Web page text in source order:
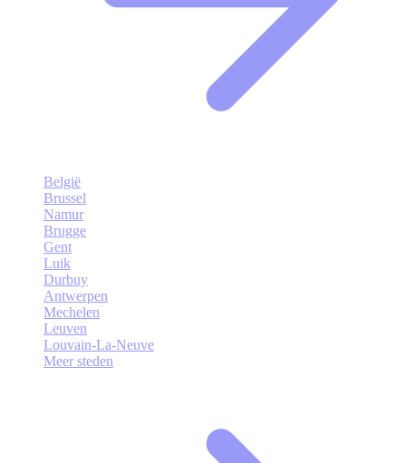
België
Brussel
Namur
Brugge
Gent
Luik
Durbuy
Antwerpen
Mechelen
Leuven
Louvain-La-Neuve
Meer steden